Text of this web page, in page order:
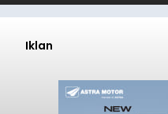
Iklan